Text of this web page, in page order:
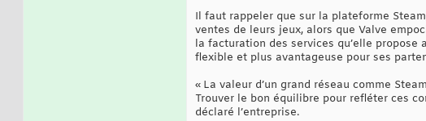
Il faut rappeler que sur la plateforme
ventes de leurs jeux, alors que Valve
la facturation des services qu’elle
flexible et plus avantageuse pour ses
« La valeur d’un grand réseau comme
Trouver le bon équilibre pour refléter ces
déclaré l’entreprise.